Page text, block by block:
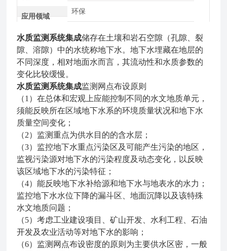
应用领域
环保
水质监测系统集成储存在土壤和岩石空隙（孔隙、裂
隙、溶隙）中的水统称地下水。地下水埋藏在地层的
不同深度，相对地面水而言，其流动性和水质参数的
变化比较缓慢。
水质监测系统集成监测网点布设原则
（1）在总体和宏观上应能控制不同的水文地质单元，
须能反映所在区域地下水系的环境质量状况和地下水
质量空间变化；
（2）监测重点为供水目的的含水层；
（3）监控地下水重点污染区及可能产生污染的地区，
监视污染源对地下水的污染程度及动态变化，以反映
该区域地下水的污染特征；
（4）能反映地下水补给源和地下水与地表水的水力；
监控地下水水位下降的漏斗区、地面沉降以及该特殊
水文地质问题；
（5）考虑工业建设项目、矿山开发、水利工程、石油
开发及农业活动等对地下水的影响；
（6）监测网点布设密度的原则为主要供水区密，一般